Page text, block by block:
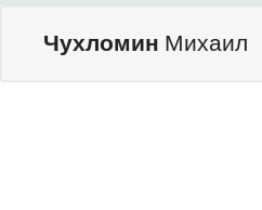
Чухломин Михаил